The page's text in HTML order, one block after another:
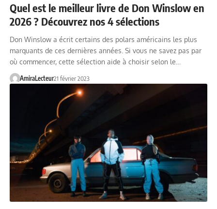
Quel est le meilleur livre de Don Winslow en
2026 ? Découvrez nos 4 sélections
Don Winslow a écrit certains des polars américains les plus
marquants de ces dernières années. Si vous ne savez pas par
où commencer, cette sélection aide à choisir selon le…
AmiraLecteur21 février 2023